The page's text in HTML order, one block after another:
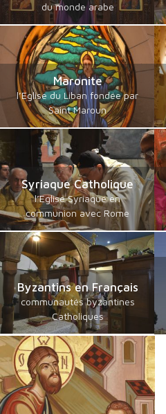
du monde arabe
Maronite
l’Eglise du Liban fondée par
Saint Maroun
Syriaque Catholique
l’Eglise Syriaque en
communion avec Rome
Byzantins en Français
communautés byzantines
Catholiques